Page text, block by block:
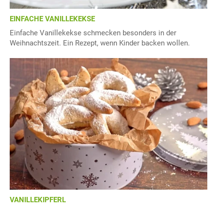
EINFACHE VANILLEKEKSE
Einfache Vanillekekse schmecken besonders in der
Weihnachtszeit. Ein Rezept, wenn Kinder backen wollen.
VANILLEKIPFERL